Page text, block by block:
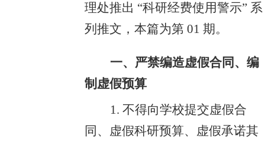
理处推出 “科研经费使用警示” 系
列推文，本篇为第 01 期。
一、严禁编造虚假合同、编
制虚假预算
1. 不得向学校提交虚假合
同、虚假科研预算、虚假承诺其